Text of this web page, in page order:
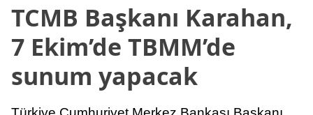
TCMB Başkanı Karahan,
7 Ekim’de TBMM’de
sunum yapacak